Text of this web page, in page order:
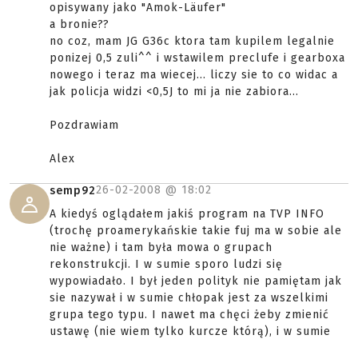
opisywany jako "Amok-Läufer"
a bronie??
no coz, mam JG G36c ktora tam kupilem legalnie
ponizej 0,5 zuli^^ i wstawilem preclufe i gearboxa
nowego i teraz ma wiecej... liczy sie to co widac a
jak policja widzi <0,5J to mi ja nie zabiora...
Pozdrawiam
Alex
semp9226-02-2008 @ 18:02
A kiedyś oglądałem jakiś program na TVP INFO
(trochę proamerykańskie takie fuj ma w sobie ale
nie ważne) i tam była mowa o grupach
rekonstrukcji. I w sumie sporo ludzi się
wypowiadało. I był jeden polityk nie pamiętam jak
sie nazywał i w sumie chłopak jest za wszelkimi
grupa tego typu. I nawet ma chęci żeby zmienić
ustawę (nie wiem tylko kurcze którą), i w sumie